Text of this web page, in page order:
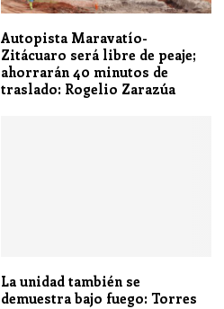
Autopista Maravatío-
Zitácuaro será libre de peaje;
ahorrarán 40 minutos de
traslado: Rogelio Zarazúa
La unidad también se
demuestra bajo fuego: Torres